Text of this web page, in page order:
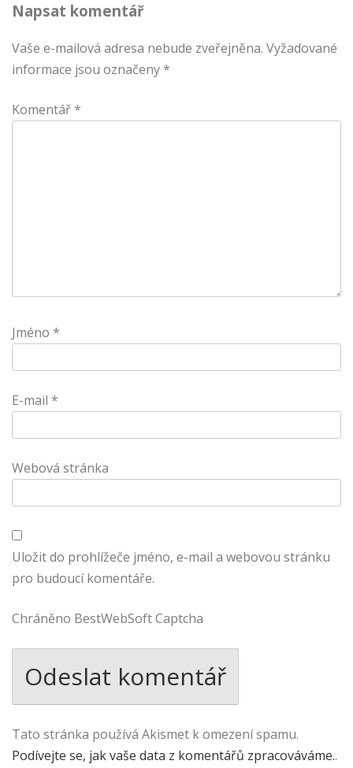
příspěvek
Napsat komentář
Vaše e-mailová adresa nebude zveřejněna. Vyžadované
informace jsou označeny *
Komentář *
Jméno *
E-mail *
Webová stránka
Uložit do prohlížeče jméno, e-mail a webovou stránku
pro budoucí komentáře.
Chráněno BestWebSoft Captcha
Tato stránka používá Akismet k omezení spamu.
Podívejte se, jak vaše data z komentářů zpracováváme..